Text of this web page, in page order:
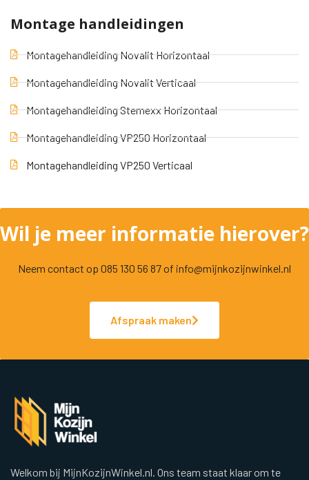
Montage handleidingen
Montagehandleiding Novalit Horizontaal
Montagehandleiding Novalit Verticaal
Montagehandleiding Stemexx Horizontaal
Montagehandleiding VP250 Horizontaal
Montagehandleiding VP250 Verticaal
Wil je meer informatie hierover?
Neem contact op 085 130 56 87 of info@mijnkozijnwinkel.nl
Afspraak maken
Welkom bij MijnKozijnWinkel.nl. Ons team staat klaar om te